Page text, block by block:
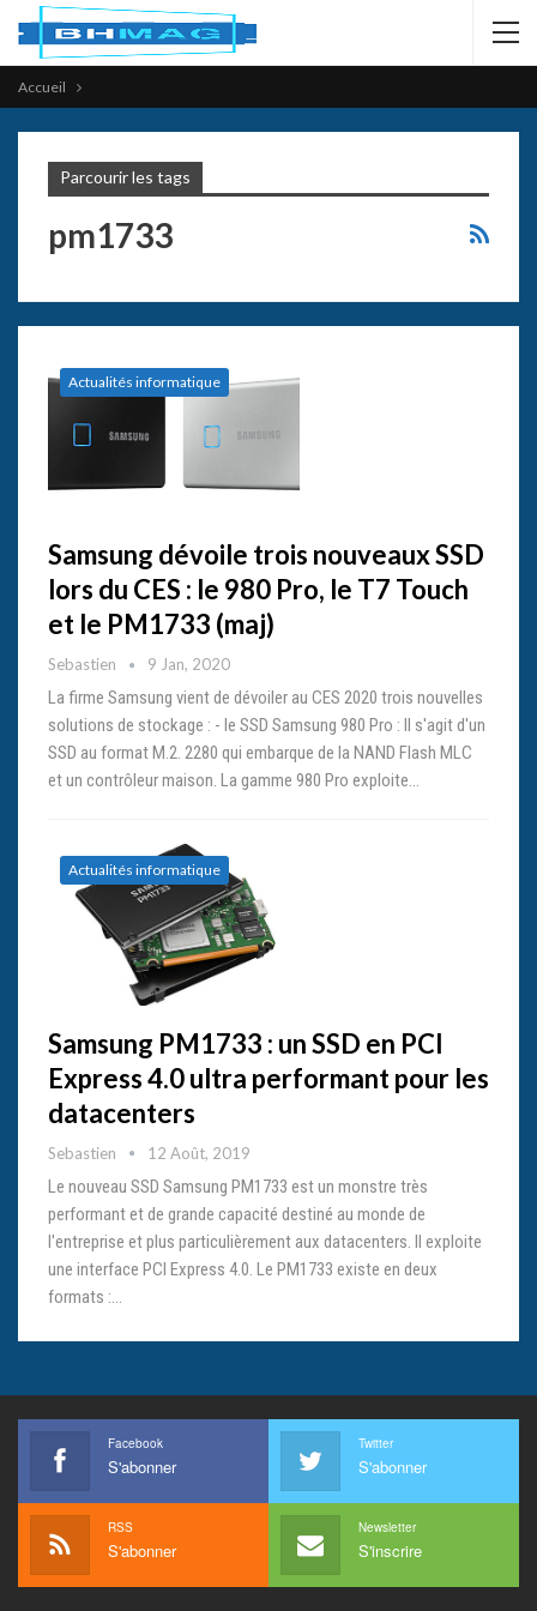
Accueil
Parcourir les tags
pm1733
Actualités informatique
Samsung dévoile trois nouveaux SSD
lors du CES : le 980 Pro, le T7 Touch
et le PM1733 (maj)
Sebastien 9 Jan, 2020
La firme Samsung vient de dévoiler au CES 2020 trois nouvelles
solutions de stockage : - le SSD Samsung 980 Pro : Il s'agit d'un
SSD au format M.2. 2280 qui embarque de la NAND Flash MLC
et un contrôleur maison. La gamme 980 Pro exploite…
Actualités informatique
Samsung PM1733 : un SSD en PCI
Express 4.0 ultra performant pour les
datacenters
Sebastien 12 Août, 2019
Le nouveau SSD Samsung PM1733 est un monstre très
performant et de grande capacité destiné au monde de
l'entreprise et plus particulièrement aux datacenters. Il exploite
une interface PCI Express 4.0. Le PM1733 existe en deux
formats :…
Facebook
S'abonner
Twitter
S'abonner
RSS
S'abonner
Newsletter
S'inscrire